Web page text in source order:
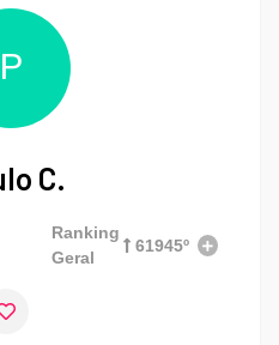
P
C.
Ranking
Geral
61945º